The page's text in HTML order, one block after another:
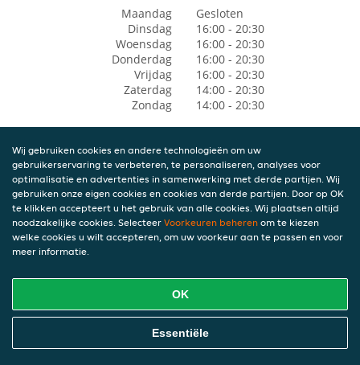
Maandag
Gesloten
Dinsdag
16:00 - 20:30
Woensdag
16:00 - 20:30
Donderdag
16:00 - 20:30
Vrijdag
16:00 - 20:30
Zaterdag
14:00 - 20:30
Zondag
14:00 - 20:30
Wij gebruiken cookies en andere technologieën om uw
gebruikerservaring te verbeteren, te personaliseren, analyses voor
optimalisatie en advertenties in samenwerking met derde partijen. Wij
gebruiken onze eigen cookies en cookies van derde partijen. Door op OK
te klikken accepteert u het gebruik van alle cookies. Wij plaatsen altijd
noodzakelijke cookies. Selecteer Voorkeuren beheren om te kiezen
welke cookies u wilt accepteren, om uw voorkeur aan te passen en voor
meer informatie.
OK
Essentiële